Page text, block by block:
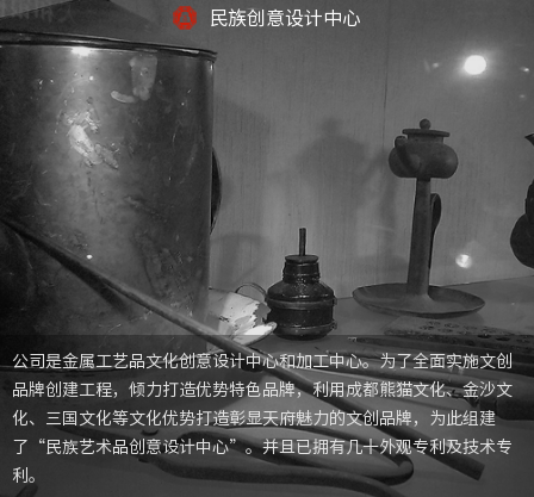
民族创意设计中心
公司是金属工艺品文化创意设计中心和加工中心。为了全面实施文创
品牌创建工程，倾力打造优势特色品牌，利用成都熊猫文化、金沙文
化、三国文化等文化优势打造彰显天府魅力的文创品牌，为此组建
了“民族艺术品创意设计中心”。并且已拥有几十外观专利及技术专
利。